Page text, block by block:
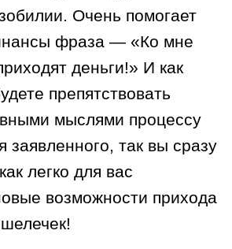
Очень помогает
фраза — «Ко мне
деньги!» И как
препятствовать
мыслями процессу
заявленного, так вы сразу
легко для вас
возможности прихода